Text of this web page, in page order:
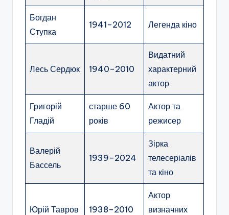
Богдан
Ступка
1941–2012 Легенда кіно
Лесь Сердюк 1940–2010
Видатний
характерний
актор
Григорій
Гладій
старше 60
років
Актор та
режисер
Валерій
Бассель
1939–2024
Зірка
телесеріалів
та кіно
Юрій Тавров 1938–2010
Актор
визначних